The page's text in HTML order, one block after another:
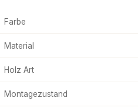
Farbe
Material
Holz Art
Montagezustand